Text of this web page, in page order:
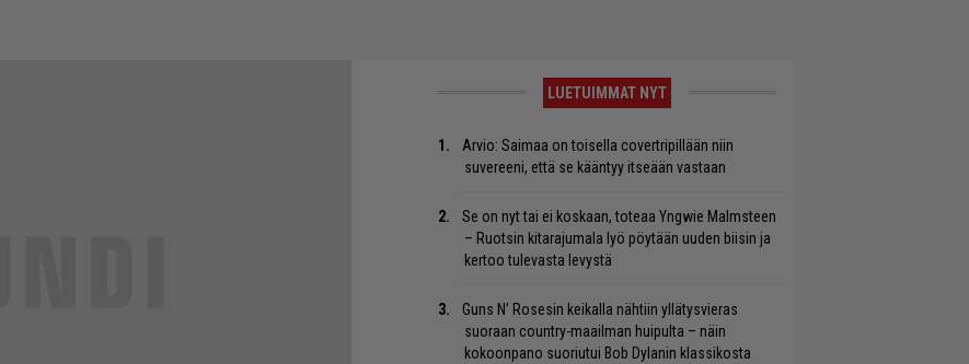
LUETUIMMAT NYT
Arvio: Saimaa on toisella covertripillään niin
suvereeni, että se kääntyy itseään vastaan
Se on nyt tai ei koskaan, toteaa Yngwie Malmsteen
– Ruotsin kitarajumala lyö pöytään uuden biisin ja
kertoo tulevasta levystä
Guns N’ Rosesin keikalla nähtiin yllätysvieras
suoraan country-maailman huipulta – näin
kokoonpano suoriutui Bob Dylanin klassikosta